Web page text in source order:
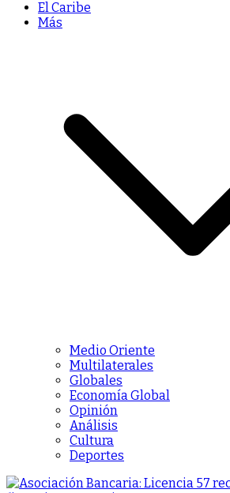
El Caribe
Más
Medio Oriente
Multilaterales
Globales
Economía Global
Opinión
Análisis
Cultura
Deportes